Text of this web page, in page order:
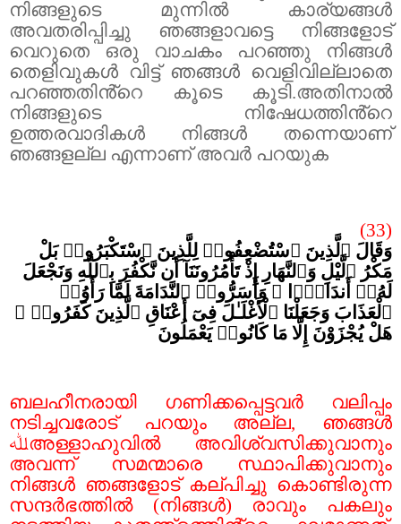
നിങ്ങളുടെ മുന്നിൽ കാര്യങ്ങൾ
അവതരിപ്പിച്ചു ഞങ്ങളാവട്ടെ നിങ്ങളോട്
വെറുതെ ഒരു വാചകം പറഞ്ഞു നിങ്ങൾ
തെളിവുകൾ വിട്ട് ഞങ്ങൾ വെളിവില്ലാതെ
പറഞ്ഞതിൻ്റെ കൂടെ കൂടി.അതിനാൽ
നിങ്ങളുടെ നിഷേധത്തിൻ്റെ
ഉത്തരവാദികൾ നിങ്ങൾ തന്നെയാണ്
ഞങ്ങളല്ല എന്നാണ് അവർ പറയുക
(33)
وَقَالَ ٱلَّذِينَ ٱسْتُضْعِفُوا۟ لِلَّذِينَ ٱسْتَكْبَرُوا۟ بَلْ
مَكْرُ ٱلَّيْلِ وَٱلنَّهَارِ إِذْ تَأْمُرُونَنَآ أَن نَّكْفُرَ بِٱللَّهِ وَنَجْعَلَ
لَهُۥٓ أَندَادًۭا ۚ وَأَسَرُّوا۟ ٱلنَّدَامَةَ لَمَّا رَأَوُا۟
ٱلْعَذَابَ وَجَعَلْنَا ٱلْأَغْلَـٰلَ فِىٓ أَعْنَاقِ ٱلَّذِينَ كَفَرُوا۟ ۚ
هَلْ يُجْزَوْنَ إِلَّا مَا كَانُوا۟ يَعْمَلُونَ
ബലഹീനരായി ഗണിക്കപ്പെട്ടവർ വലിപ്പം
നടിച്ചവരോട് പറയും അല്ല, ഞങ്ങൾ
ﷲഅള്ളാഹുവിൽ അവിശ്വസിക്കുവാനും
അവന്ന് സമന്മാരെ സ്ഥാപിക്കുവാനും
നിങ്ങൾ ഞങ്ങളോട് കല്പിച്ചു കൊണ്ടിരുന്ന
സന്ദർഭത്തിൽ (നിങ്ങൾ) രാവും പകലും